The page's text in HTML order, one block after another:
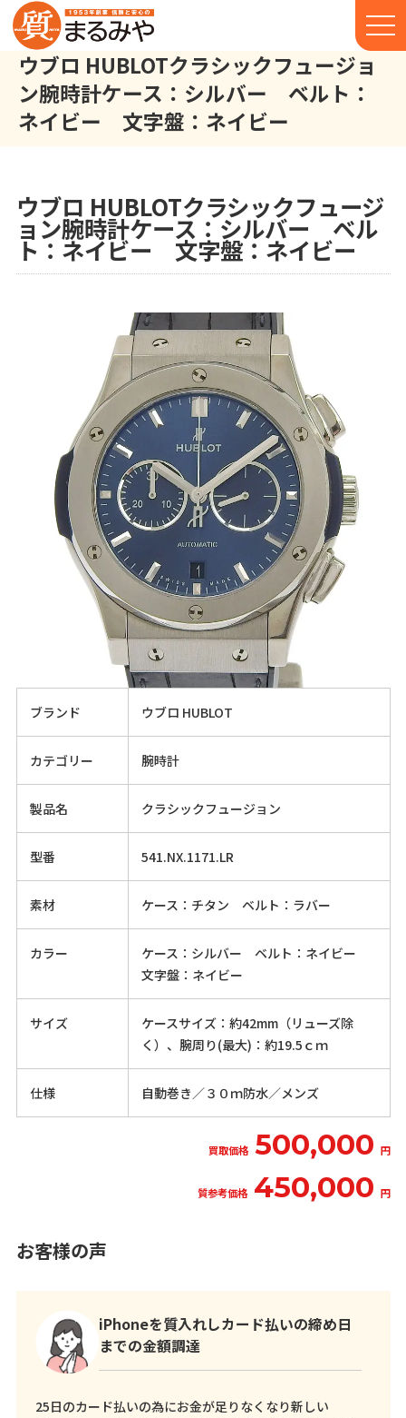
ウブロ HUBLOTクラシックフュージョ
ン腕時計ケース：シルバー ベルト：
ネイビー 文字盤：ネイビー
ウブロ HUBLOTクラシックフュージ
ョン腕時計ケース：シルバー ベル
ト：ネイビー 文字盤：ネイビー
ブランド ウブロ HUBLOT
カテゴリー 腕時計
製品名 クラシックフュージョン
型番 541.NX.1171.LR
素材 ケース：チタン ベルト：ラバー
カラー
ケース：シルバー ベルト：ネイビー
文字盤：ネイビー
サイズ
ケースサイズ：約42mm（リューズ除
く）、腕周り(最大)：約19.5ｃｍ
仕様 自動巻き／３０ｍ防水／メンズ
買取価格 500,000 円
質参考価格 450,000 円
お客様の声
iPhoneを質入れしカード払いの締め日
までの金額調達
25日のカード払いの為にお金が足りなくなり新しい